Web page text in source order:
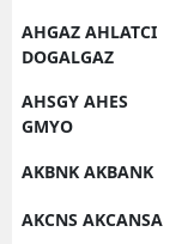
AHGAZ AHLATCI
DOGALGAZ
AHSGY AHES
GMYO
AKBNK AKBANK
AKCNS AKCANSA